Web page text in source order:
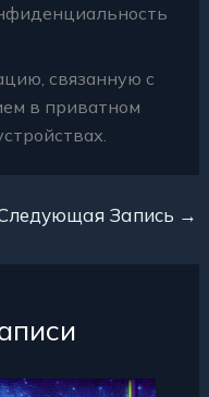
связанную с
в приватном
Запись →